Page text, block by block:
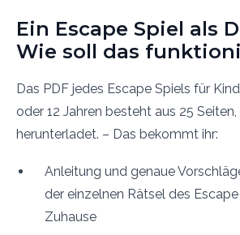
Ein Escape Spiel als
Wie soll das
Das PDF jedes Escape Spiels für
oder 12 Jahren besteht aus 25
herunterladet. – Das bekommt ihr:
Anleitung und genaue
der einzelnen Rätsel des
Zuhause